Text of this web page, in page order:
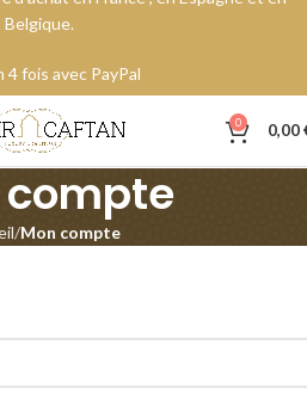
0 0,00
compte
Mon compte
Belgique.
4 fois avec PayPal